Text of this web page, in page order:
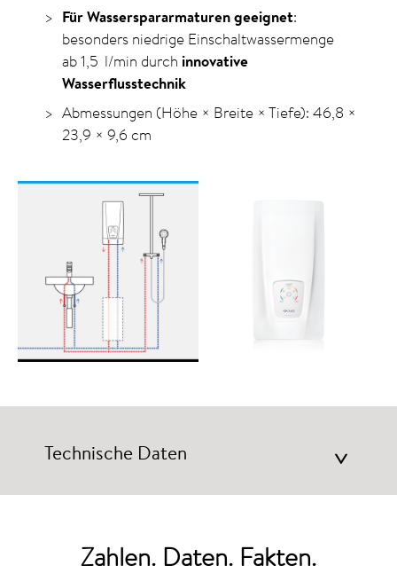
Für Wasserspararmaturen geeignet:
besonders niedrige Einschaltwassermenge
ab 1,5 l/min durch innovative
Wasserflusstechnik
Abmessungen (Höhe × Breite × Tiefe): 46,8 ×
23,9 × 9,6 cm
Technische Daten >
Zahlen. Daten. Fakten.